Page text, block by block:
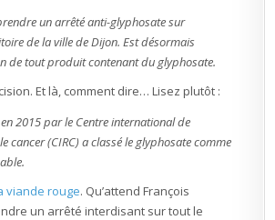
un arrêté anti-glyphosate sur
de la ville de Dijon. Est désormais
de tout produit contenant du glyphosate.
Et là, comment dire… Lisez plutôt :
2015 par le Centre international de
cancer (CIRC) a classé le glyphosate comme
viande rouge. Qu’attend François
un arrêté interdisant sur tout le